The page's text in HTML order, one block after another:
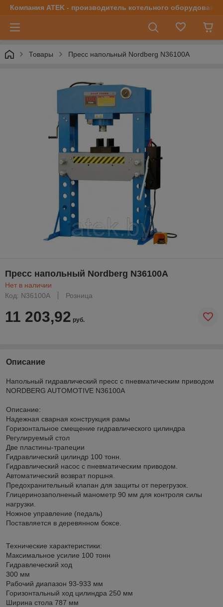
Компания ATEK - производитель котельного оборудования
Товары Пресс напольный Nordberg N36100A
Пресс напольный Nordberg N36100A
Нет в наличии
Код: N36100A
Розница
11 203,92 руб.
Описание
Напольный гидравлический пресс с пневматическим приводом
NORDBERG AUTOMOTIVE N36100A
Описание:
Надежная сварная конструкция рамы
Горизонтальное смещение гидравлического цилиндра
Регулируемый стол
Две пластины-трапеции
Гидравлический цилиндр 100 тонн.
Гидравлический насос с пневматическим приводом.
Автоматический возврат поршня.
Предохранительный клапан для защиты от перегрузок.
Глицеринозаполненый манометр 90 мм для контроля силы
нагрузки.
Ножное управление (педаль)
Поставляется в деревянном боксе.
Технические характеристики:
Максимальное усилие 100 тонн
Гидравлеческий ход
300 мм
Рабочий диапазон 93-933 мм
Горизонтальный ход цилиндра 250 мм
Ширина стола 787 мм